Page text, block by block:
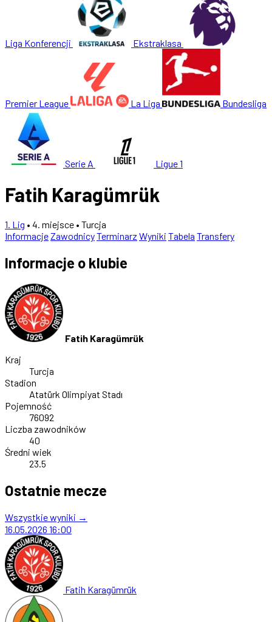
Liga Konferencji Ekstraklasa
Premier League La Liga Bundesliga
Serie A Ligue 1
Fatih Karagümrük
1. Lig • 4. miejsce • Turcja
InformacjeZawodnicyTerminarz Wyniki Tabela Transfery
Informacje o klubie
Fatih Karagümrük
Kraj
Turcja
Stadion
Atatürk Olimpiyat Stadı
Pojemność
76092
Liczba zawodników
40
Średni wiek
23.5
Ostatnie mecze
Wszystkie wyniki →
16.05.2026 16:00
Fatih Karagümrük